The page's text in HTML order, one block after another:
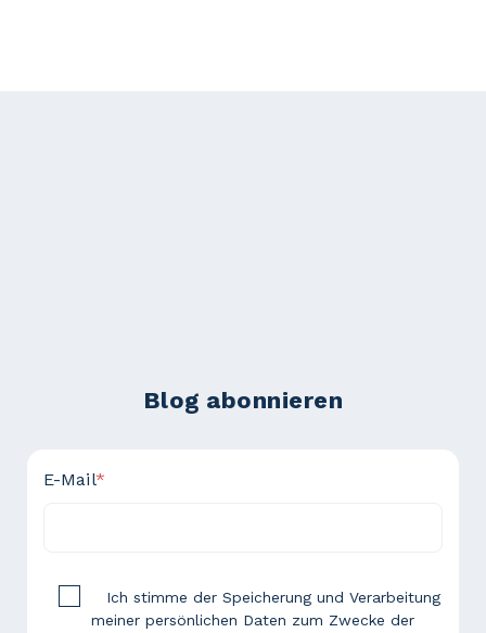
Blog abonnieren
E-Mail*
Ich stimme der Speicherung und Verarbeitung
meiner persönlichen Daten zum Zwecke der